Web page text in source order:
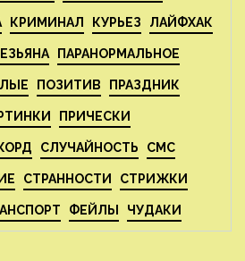
КРИМИНАЛ КУРЬЕЗ ЛАЙФХАК
ПАРАНОРМАЛЬНОЕ
ПОЗИТИВ ПРАЗДНИК
ПРИЧЕСКИ
СЛУЧАЙНОСТЬ СМС
СТРАННОСТИ СТРИЖКИ
ФЕЙЛЫ ЧУДАКИ